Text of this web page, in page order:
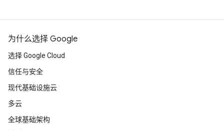
为什么选择 Google
选择 Google Cloud
信任与安全
现代基础设施云
多云
全球基础架构